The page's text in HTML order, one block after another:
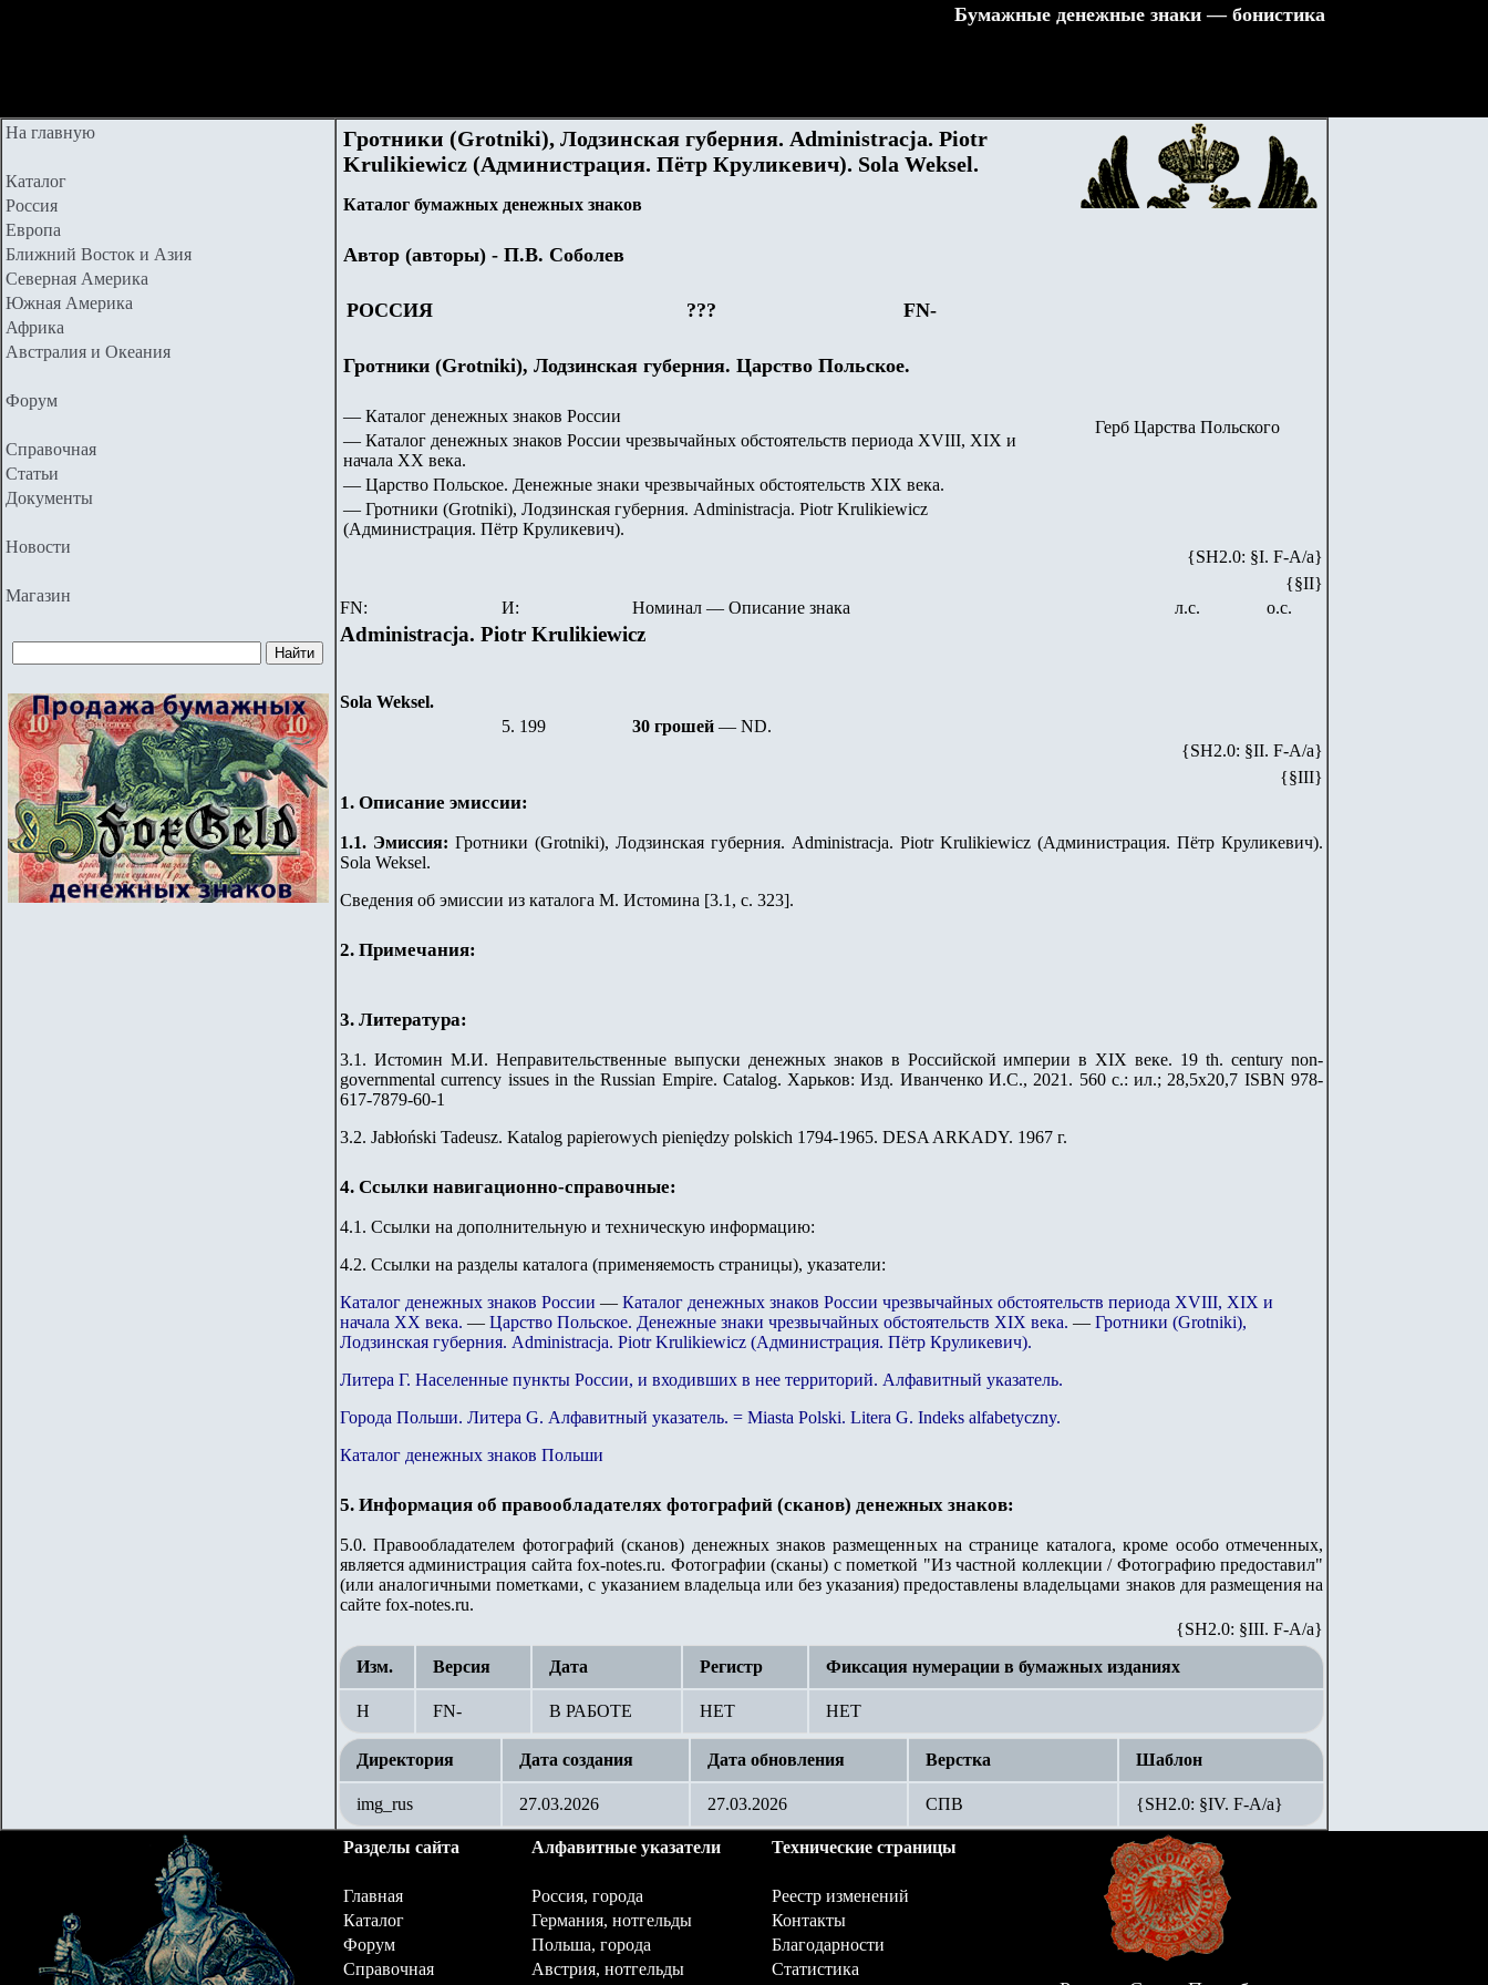
Бумажные денежные знаки — бонистика
На главную
Каталог
Россия
Европа
Ближний Восток и Азия
Северная Америка
Южная Америка
Африка
Австралия и Океания
Форум
Справочная
Статьи
Документы
Новости
Магазин
Гротники (Grotniki), Лодзинская губерния. Administracja. Piotr
Krulikiewicz (Администрация. Пётр Круликевич). Sola Weksel.
Каталог бумажных денежных знаков
Автор (авторы) - П.В. Соболев
РОССИЯ ??? FN-
Гротники (Grotniki), Лодзинская губерния. Царство Польское.
— Каталог денежных знаков России
— Каталог денежных знаков России чрезвычайных обстоятельств периода XVIII, XIX и
начала ХХ века.
— Царство Польское. Денежные знаки чрезвычайных обстоятельств XIX века.
— Гротники (Grotniki), Лодзинская губерния. Administracja. Piotr Krulikiewicz
(Администрация. Пётр Круликевич).
Герб Царства Польского
{SH2.0: §I. F-А/а}
{§II}
FN:
И: Номинал — Описание знака л.с. о.с.
Administracja. Piotr Krulikiewicz
Sola Weksel.
5. 199
30 грошей — ND.
{SH2.0: §II. F-A/a}
{§III}
1. Описание эмиссии:
1.1. Эмиссия: Гротники (Grotniki), Лодзинская губерния. Administracja. Piotr Krulikiewicz (Администрация. Пётр Круликевич).
Sola Weksel.
Сведения об эмиссии из каталога М. Истомина [3.1, c. 323].
2. Примечания:
3. Литература:
3.1. Истомин М.И. Неправительственные выпуски денежных знаков в Российской империи в XIX веке. 19 th. century non-
governmental currency issues in the Russian Empire. Catalog. Харьков: Изд. Иванченко И.С., 2021. 560 с.: ил.; 28,5х20,7 ISBN 978-
617-7879-60-1
3.2. Jabłoński Tadeusz. Katalog papierowych pieniędzy polskich 1794-1965. DESA ARKADY. 1967 г.
4. Ссылки навигационно-справочные:
4.1. Ссылки на дополнительную и техническую информацию:
4.2. Ссылки на разделы каталога (применяемость страницы), указатели:
Каталог денежных знаков России — Каталог денежных знаков России чрезвычайных обстоятельств периода XVIII, XIX и
начала ХХ века. — Царство Польское. Денежные знаки чрезвычайных обстоятельств XIX века. — Гротники (Grotniki),
Лодзинская губерния. Administracja. Piotr Krulikiewicz (Администрация. Пётр Круликевич).
Литера Г. Населенные пункты России, и входивших в нее территорий. Алфавитный указатель.
Города Польши. Литера G. Алфавитный указатель. = Miasta Polski. Litera G. Indeks alfabetyczny.
Каталог денежных знаков Польши
5. Информация об правообладателях фотографий (сканов) денежных знаков:
5.0. Правообладателем фотографий (сканов) денежных знаков размещенных на странице каталога, кроме особо отмеченных,
является администрация сайта fox-notes.ru. Фотографии (сканы) с пометкой "Из частной коллекции / Фотографию предоставил"
(или аналогичными пометками, с указанием владельца или без указания) предоставлены владельцами знаков для размещения на
сайте fox-notes.ru.
{SH2.0: §III. F-A/а}
Изм.
Версия Дата Регистр Фиксация нумерации в бумажных изданиях
Н FN- В РАБОТЕ НЕТ НЕТ
Директория Дата создания Дата обновления Верстка Шаблон
img_rus 27.03.2026 27.03.2026 СПВ {SH2.0: §IV. F-А/а}
Разделы сайта Алфавитные указатели Технические страницы
Главная Россия, города
Реестр изменений
Каталог
Германия, нотгельды
Контакты
Форум
Польша, города
Благодарности
Справочная
Австрия, нотгельды
Статистика